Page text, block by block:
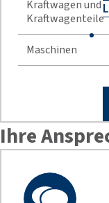
Kraftwagen und
Kraftwagenteile
Maschinen
Ihre